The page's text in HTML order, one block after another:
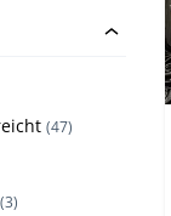
(47)
(3)